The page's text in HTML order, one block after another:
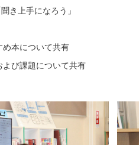
き上手になろう」
め本について共有
よび課題について共有